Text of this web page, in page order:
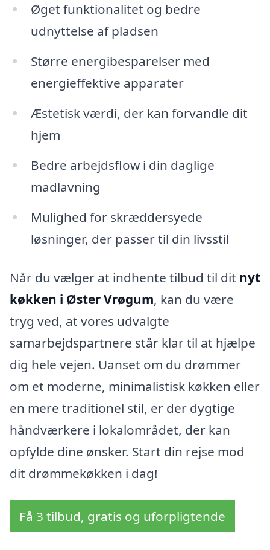
Øget funktionalitet og bedre
udnyttelse af pladsen
Større energibesparelser med
energieffektive apparater
Æstetisk værdi, der kan forvandle dit
hjem
Bedre arbejdsflow i din daglige
madlavning
Mulighed for skræddersyede
løsninger, der passer til din livsstil
Når du vælger at indhente tilbud til dit nyt
køkken i Øster Vrøgum, kan du være
tryg ved, at vores udvalgte
samarbejdspartnere står klar til at hjælpe
dig hele vejen. Uanset om du drømmer
om et moderne, minimalistisk køkken eller
en mere traditionel stil, er der dygtige
håndværkere i lokalområdet, der kan
opfylde dine ønsker. Start din rejse mod
dit drømmekøkken i dag!
Få 3 tilbud, gratis og uforpligtende